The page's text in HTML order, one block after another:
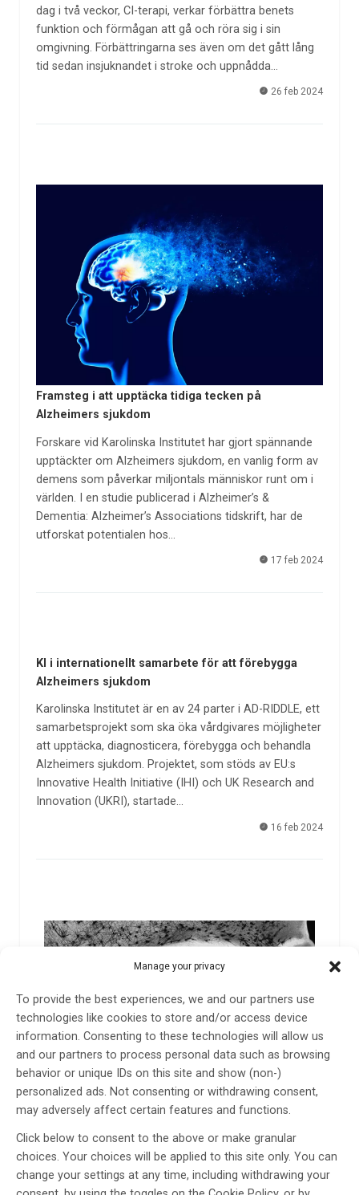
Manage your privacy
To provide the best experiences, we and our partners use
technologies like cookies to store and/or access device
information. Consenting to these technologies will allow us
and our partners to process personal data such as browsing
behavior or unique IDs on this site and show (non-)
personalized ads. Not consenting or withdrawing consent,
may adversely affect certain features and functions.
Click below to consent to the above or make granular
choices. Your choices will be applied to this site only. You can
change your settings at any time, including withdrawing your
dag i två veckor, CI-terapi, verkar förbättra benets
funktion och förmågan att gå och röra sig i sin
omgivning. Förbättringarna ses även om det gått lång
tid sedan insjuknandet i stroke och uppnådda…
26 feb 2024
Framsteg i att upptäcka tidiga tecken på
Alzheimers sjukdom
Forskare vid Karolinska Institutet har gjort spännande
upptäckter om Alzheimers sjukdom, en vanlig form av
demens som påverkar miljontals människor runt om i
världen. I en studie publicerad i Alzheimer’s &
Dementia: Alzheimer’s Associations tidskrift, har de
utforskat potentialen hos…
17 feb 2024
KI i internationellt samarbete för att förebygga
Alzheimers sjukdom
Karolinska Institutet är en av 24 parter i AD-RIDDLE, ett
samarbetsprojekt som ska öka vårdgivares möjligheter
att upptäcka, diagnosticera, förebygga och behandla
Alzheimers sjukdom. Projektet, som stöds av EU:s
Innovative Health Initiative (IHI) och UK Research and
Innovation (UKRI), startade…
16 feb 2024
Proteinaktivering i hjärnan kan skydda kvinnor mot
Alzheimer
En ny studie vid Karolinska Institutet tyder på att